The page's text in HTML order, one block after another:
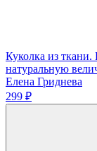
Куколка из
натуральную
Елена Гриднева
299 ₽